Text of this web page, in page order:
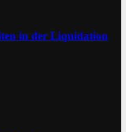
in der Liquidation